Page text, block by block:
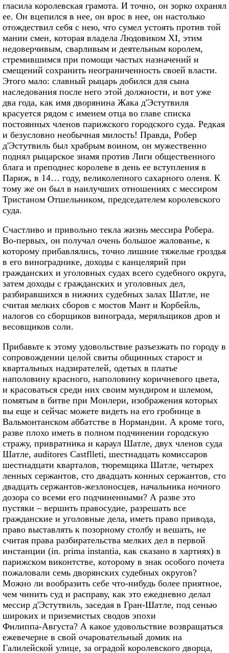
гласила королевская грамота. И точно, он зорко охранял
ее. Он вцепился в нее, он врос в нее, он настолько
отождествил себя с нею, что сумел устоять против той
мании смен, которая владела Людовиком XI, этим
недоверчивым, сварливым и деятельным королем,
стремившимся при помощи частых назначений и
смещений сохранить неограниченность своей власти.
Этого мало: славный рыцарь добился для сына
наследования после него этой должности, и вот уже
два года, как имя дворянина Жака д'Эстутвиля
красуется рядом с именем отца во главе списка
постоянных членов парижского городского суда. Редкая
и безусловно необычная милость! Правда, Робер
д'Эстутвиль был храбрым воином, он мужественно
поднял рыцарское знамя против Лиги общественного
блага и преподнес королеве в день ее вступления в
Париж, в 14… году, великолепного сахарного оленя. К
тому же он был в наилучших отношениях с мессиром
Тристаном Отшельником, председателем королевского
суда.
Счастливо и привольно текла жизнь мессира Робера.
Во‑первых, он получал очень большое жалованье, к
которому прибавлялись, точно лишние тяжелые гроздья
в его винограднике, доходы с канцелярий при
гражданских и уголовных судах всего судебного округа,
затем доходы с гражданских и уголовных дел,
разбиравшихся в нижних судебных залах Шатле, не
считая мелких сборов с мостов Мант и Корбейль,
налогов со сборщиков винограда, меряльщиков дров и
весовщиков соли.
Прибавьте к этому удовольствие разъезжать по городу в
сопровождении целой свиты общинных старост и
квартальных надзирателей, одетых в платье
наполовину красного, наполовину коричневого цвета,
и красоваться среди них своим мундиром и шлемом,
помятым в битве при Монлери, изображения которых
вы еще и сейчас можете видеть на его гробнице в
Вальмонтанском аббатстве в Нормандии. А кроме того,
разве плохо иметь в полном подчинении городскую
стражу, привратника и караул Шатле, двух членов суда
Шатле, auditores Castflleti, шестнадцать комиссаров
шестнадцати кварталов, тюремщика Шатле, четырех
ленных сержантов, сто двадцать конных сержантов, сто
двадцать сержантов‑жезлоносцев, начальника ночного
дозора со всеми его подчиненными? А разве это
пустяки – вершить правосудие, разрешать все
гражданские и уголовные дела, иметь право привода,
право выставлять к позорному столбу и вешать, не
считая права разбирательства мелких дел в первой
инстанции (in. prima instantia, как сказано в хартиях) в
парижском виконтстве, которому в знак особого почета
пожаловали семь дворянских судебных округов?
Можно ли вообразить себе что‑нибудь более приятное,
чем чинить суд и расправу, как это ежедневно делал
мессир д'Эстутвиль, заседая в Гран‑Шатле, под сенью
широких и приземистых сводов эпохи
Филиппа‑Августа? А какое удовольствие возвращаться
ежевечерне в свой очаровательный домик на
Галилейской улице, за оградой королевского дворца,